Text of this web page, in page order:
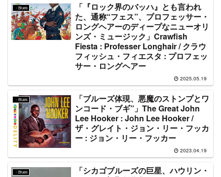
・Blues
「『ロック界のバッハ』とも言われ
た、通称“フェス”、プロフェッサー・
ロングヘアーのディープなニューオリ
ンズ・ミュージック」Crawfish
Fiesta : Professer Longhair / クラウ
フィッシュ・フィエスタ : プロフェッ
サー・ロングヘアー
2025.05.19
・Blues
「ブルーズ体現、悪魔のストンプとワ
ンコード・ブギ”」The Great John
Lee Hooker : John Lee Hooker /
ザ・グレイト・ジョン・リー・フッカ
ー : ジョン・リー・フッカー
2023.04.19
・Blues
「シカゴブルーズの巨星、ハウリン・